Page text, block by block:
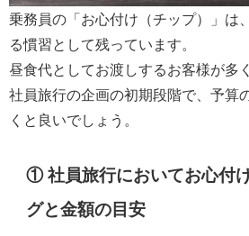
乗務員の「お心付け（チップ）」は
る慣習として残っています。
昼食代としてお渡しするお客様が多
社員旅行の企画の初期段階で、予算
くと良いでしょう。
① 社員旅行においてお心付
グと金額の目安